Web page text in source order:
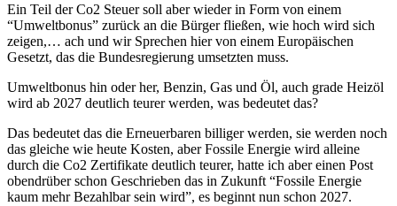
Ein Teil der Co2 Steuer soll aber wieder in Form von einem
“Umweltbonus” zurück an die Bürger fließen, wie hoch wird sich
zeigen,… ach und wir Sprechen hier von einem Europäischen
Gesetzt, das die Bundesregierung umsetzten muss.
Umweltbonus hin oder her, Benzin, Gas und Öl, auch grade Heizöl
wird ab 2027 deutlich teurer werden, was bedeutet das?
Das bedeutet das die Erneuerbaren billiger werden, sie werden noch
das gleiche wie heute Kosten, aber Fossile Energie wird alleine
durch die Co2 Zertifikate deutlich teurer, hatte ich aber einen Post
obendrüber schon Geschrieben das in Zukunft “Fossile Energie
kaum mehr Bezahlbar sein wird”, es beginnt nun schon 2027.